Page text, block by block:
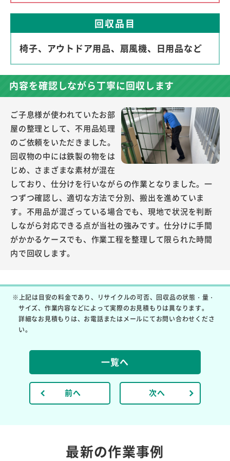
回収品目
椅子、アウトドア用品、扇風機、日用品など
内容を確認しながら丁寧に回収します
ご子息様が使われていたお部
屋の整理として、不用品処理
のご依頼をいただきました。
回収物の中には鉄製の物をは
じめ、さまざまな素材が混在
しており、仕分けを行いながらの作業となりました。一
つずつ確認し、適切な方法で分別、搬出を進めていま
す。不用品が混ざっている場合でも、現地で状況を判断
しながら対応できる点が当社の強みです。仕分けに手間
がかかるケースでも、作業工程を整理して限られた時間
内で回収します。
※上記は目安の料金であり、リサイクルの可否、回収品の状態・量・
サイズ、作業内容などによって実際のお見積もりは異なります。
詳細なお見積もりは、お電話またはメールにてお問い合わせくださ
い。
前へ
一覧へ
次へ
最新の作業事例